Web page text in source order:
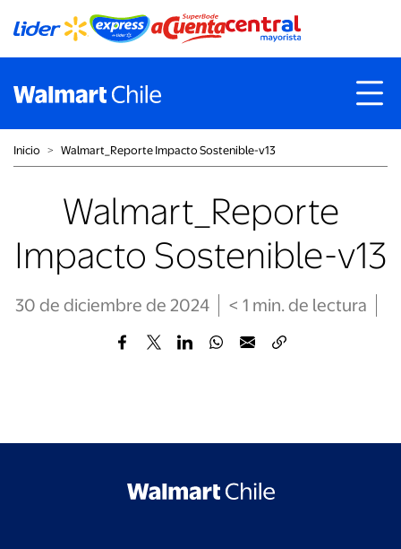
Inicio ˃ Walmart_Reporte Impacto Sostenible-v13
Walmart_Reporte
Impacto Sostenible-v13
30 de diciembre de 2024 < 1 min. de lectura